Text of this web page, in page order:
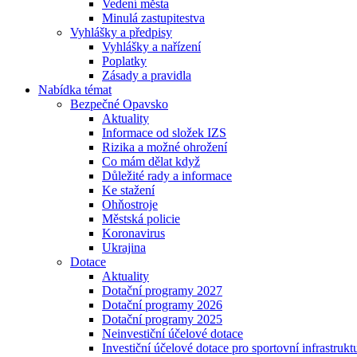
Vedení města
Minulá zastupitestva
Vyhlášky a předpisy
Vyhlášky a nařízení
Poplatky
Zásady a pravidla
Nabídka témat
Bezpečné Opavsko
Aktuality
Informace od složek IZS
Rizika a možné ohrožení
Co mám dělat když
Důležité rady a informace
Ke stažení
Ohňostroje
Městská policie
Koronavirus
Ukrajina
Dotace
Aktuality
Dotační programy 2027
Dotační programy 2026
Dotační programy 2025
Neinvestiční účelové dotace
Investiční účelové dotace pro sportovní